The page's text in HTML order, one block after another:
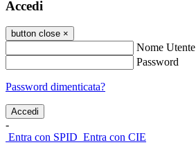
Accedi
button close ×
Nome Utente
Password
Password dimenticata?
-
Entra con SPID Entra con CIE